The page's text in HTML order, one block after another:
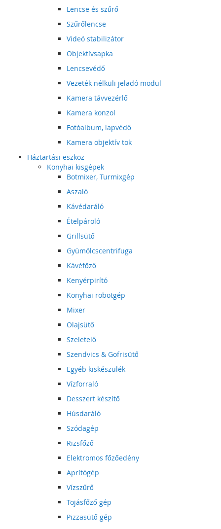
Lencse és szűrő
Szűrőlencse
Videó stabilizátor
Objektívsapka
Lencsevédő
Vezeték nélküli jeladó modul
Kamera távvezérlő
Kamera konzol
Fotóalbum, lapvédő
Kamera objektív tok
Háztartási eszköz
Konyhai kisgépek
Botmixer, Turmixgép
Aszaló
Kávédaráló
Ételpároló
Grillsütő
Gyümölcscentrifuga
Kávéfőző
Kenyérpirító
Konyhai robotgép
Mixer
Olajsütő
Szeletelő
Szendvics & Gofrisütő
Egyéb kiskészülék
Vízforraló
Desszert készítő
Húsdaráló
Szódagép
Rizsfőző
Elektromos főzőedény
Aprítógép
Vízszűrő
Tojásfőző gép
Pizzasütő gép